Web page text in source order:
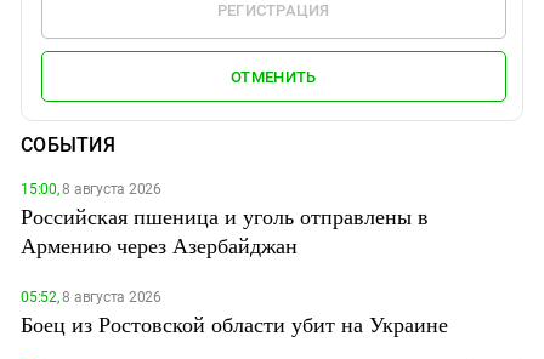
РЕГИСТРАЦИЯ
ОТМЕНИТЬ
СОБЫТИЯ
15:00,8 августа 2026
Российская пшеница и уголь отправлены в
Армению через Азербайджан
05:52,8 августа 2026
Боец из Ростовской области убит на Украине